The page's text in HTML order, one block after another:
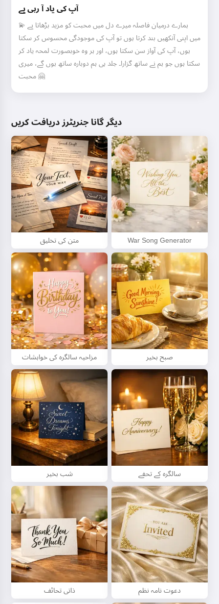
آپ کی یاد آ رہی ہے
ہمارے درمیان فاصلہ میرے دل میں محبت کو مزید بڑھاتا ہے 💫
میں اپنی آنکھیں بند کرتا ہوں تو آپ کی موجودگی محسوس کر سکتا
ہوں، آپ کی آواز سن سکتا ہوں، اور ہر وہ خوبصورت لمحہ یاد کر
سکتا ہوں جو ہم نے ساتھ گزارا۔ جلد ہی ہم دوبارہ ساتھ ہوں گے، میری
محبت 🤗
دیگر گانا جنریٹرز دریافت کریں
متن کی تخلیق War Song Generator
مزاحیہ سالگرہ کی خواہشات صبح بخیر
شب بخیر سالگرہ کے تحفے
ذاتی تحائف دعوت نامہ نظم